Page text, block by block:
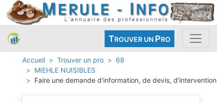
TROUVER UN PRO
Accueil Trouver un pro
68
MIEHLE NUISIBLES
Faire une demande d'information, de devis, d'intervention